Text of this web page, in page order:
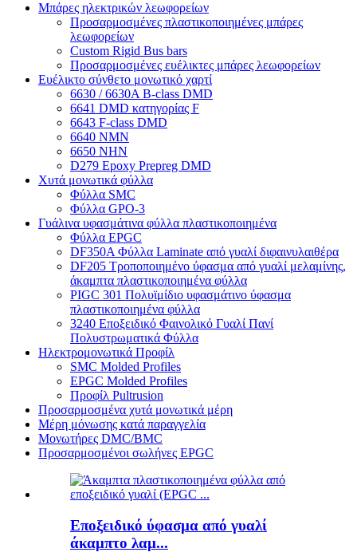
Μπάρες ηλεκτρικών λεωφορείων
Προσαρμοσμένες πλαστικοποιημένες μπάρες
λεωφορείων
Custom Rigid Bus bars
Προσαρμοσμένες ευέλικτες μπάρες λεωφορείων
Ευέλικτο σύνθετο μονωτικό χαρτί
6630 / 6630A B-class DMD
6641 DMD κατηγορίας F
6643 F-class DMD
6640 NMN
6650 NHN
D279 Epoxy Prepreg DMD
Χυτά μονωτικά φύλλα
Φύλλα SMC
Φύλλα GPO-3
Γυάλινα υφασμάτινα φύλλα πλαστικοποιημένα
Φύλλα EPGC
DF350A Φύλλα Laminate από γυαλί διφαινυλαιθέρα
DF205 Τροποποιημένο ύφασμα από γυαλί μελαμίνης,
άκαμπτα πλαστικοποιημένα φύλλα
PIGC 301 Πολυϊμίδιο υφασμάτινο ύφασμα
πλαστικοποιημένα φύλλα
3240 Εποξειδικό Φαινολικό Γυαλί Πανί
Πολυστρωματικά Φύλλα
Ηλεκτρομονωτικά Προφίλ
SMC Molded Profiles
EPGC Molded Profiles
Προφίλ Pultrusion
Προσαρμοσμένα χυτά μονωτικά μέρη
Μέρη μόνωσης κατά παραγγελία
Μονωτήρες DMC/BMC
Προσαρμοσμένοι σωλήνες EPGC
Εποξειδικό ύφασμα από γυαλί
άκαμπτο λαμ...